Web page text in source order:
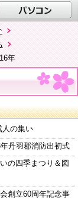
年
の集い
丹羽郡消防出初式
の四季まつり＆図
創立60周年記念事